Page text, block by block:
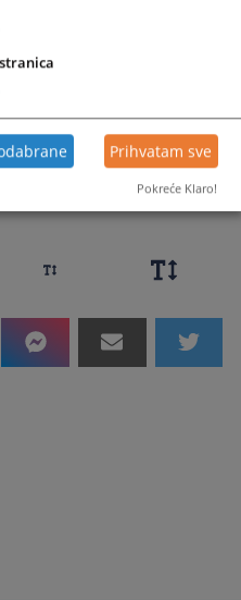
Prihvatam sve
Pokreće Klaro!